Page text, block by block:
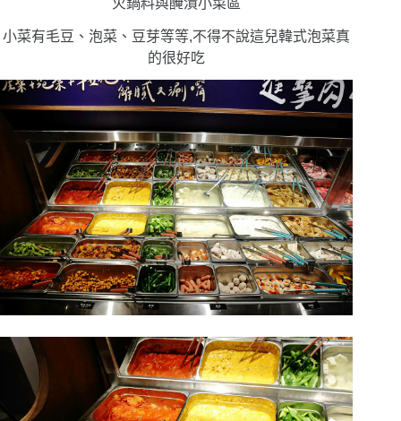
火鍋料與醃漬小菜區
小菜有毛豆、泡菜、豆芽等等,不得不說這兒韓式泡菜真
的很好吃